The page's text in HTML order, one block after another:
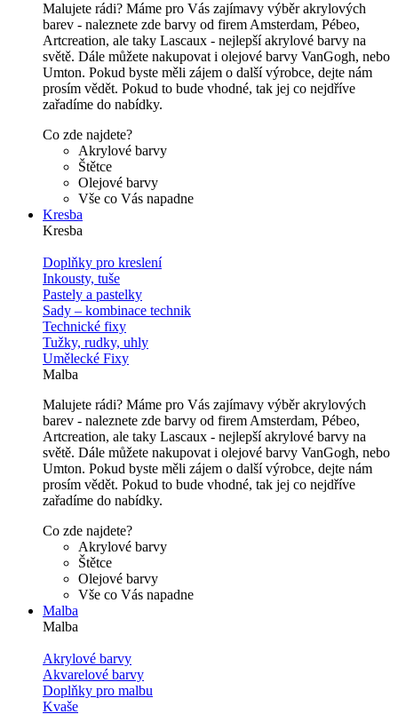
Malujete rádi? Máme pro Vás zajímavy výběr akrylových
barev - naleznete zde barvy od firem Amsterdam, Pébeo,
Artcreation, ale taky Lascaux - nejlepší akrylové barvy na
světě. Dále můžete nakupovat i olejové barvy VanGogh, nebo
Umton. Pokud byste měli zájem o další výrobce, dejte nám
prosím vědět. Pokud to bude vhodné, tak jej co nejdříve
zařadíme do nabídky.
Co zde najdete?
Akrylové barvy
Štětce
Olejové barvy
Vše co Vás napadne
Kresba
Kresba
Doplňky pro kreslení
Inkousty, tuše
Pastely a pastelky
Sady – kombinace technik
Technické fixy
Tužky, rudky, uhly
Umělecké Fixy
Malba
Malujete rádi? Máme pro Vás zajímavy výběr akrylových
barev - naleznete zde barvy od firem Amsterdam, Pébeo,
Artcreation, ale taky Lascaux - nejlepší akrylové barvy na
světě. Dále můžete nakupovat i olejové barvy VanGogh, nebo
Umton. Pokud byste měli zájem o další výrobce, dejte nám
prosím vědět. Pokud to bude vhodné, tak jej co nejdříve
zařadíme do nabídky.
Co zde najdete?
Akrylové barvy
Štětce
Olejové barvy
Vše co Vás napadne
Malba
Malba
Akrylové barvy
Akvarelové barvy
Doplňky pro malbu
Kvaše